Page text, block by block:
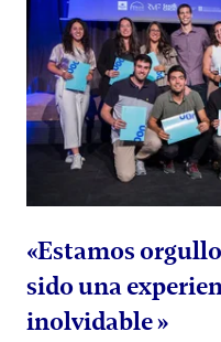
«Estamos
sido una
inolvidable »